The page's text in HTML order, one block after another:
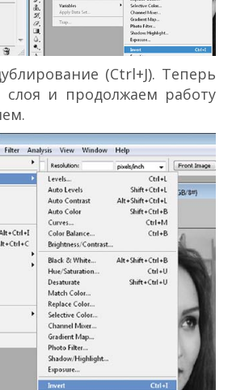
(Ctrl+J). Теперь
и продолжаем работу